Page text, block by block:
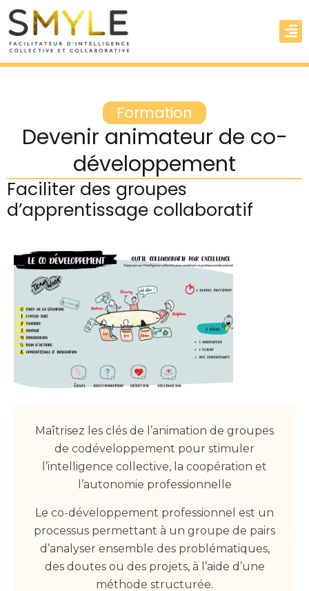
Formation
Devenir animateur de co-
développement
Faciliter des groupes
d’apprentissage collaboratif
Maîtrisez les clés de l’animation de groupes
de codéveloppement pour stimuler
l’intelligence collective, la coopération et
l’autonomie professionnelle
Le co-développement professionnel est un
processus permettant à un groupe de pairs
d’analyser ensemble des problématiques,
des doutes ou des projets, à l’aide d’une
méthode structurée.